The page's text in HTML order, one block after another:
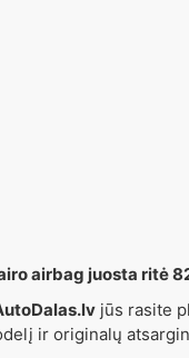
airbag juosta ritė
jūs rasite
ir originalų